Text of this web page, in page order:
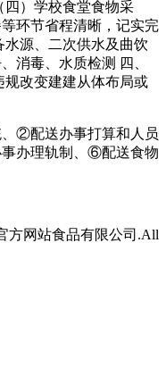
四）学校食堂食物采
环节省程清晰，记实完
源、二次供水及曲饮
消毒、水质检测 四、
改变建建从体布局或
②配送办事打算和人员
办理轨制、⑥配送食物
方网站食品有限公司.All